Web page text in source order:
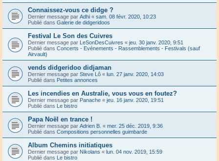
Connaissez-vous ce didge ?
Dernier message par Adhi « sam. 08 févr. 2020, 10:23
Publié dans Galerie de didgeridoos
Festival Le Son des Cuivres
Dernier message par LeSonDesCuivres « jeu. 30 janv. 2020, 9:51
Publié dans Concerts - Evénements - Rassemblements - Festivals (sauf
Airvault)
vends didgeridoo didjaman
Dernier message par Steve Lô « lun. 27 janv. 2020, 14:03
Publié dans Petites annonces
Les incendies en Australie, vous vous en foutez?
Dernier message par Panache « jeu. 16 janv. 2020, 19:51
Publié dans Le bistro
Papa Noël en trance !
Dernier message par Adrien B. « mer. 25 déc. 2019, 9:36
Publié dans Compositions personnelles guimbarde
Album Chemins initiatiques
Dernier message par Nikolans « lun. 04 nov. 2019, 15:59
Publié dans Le bistro